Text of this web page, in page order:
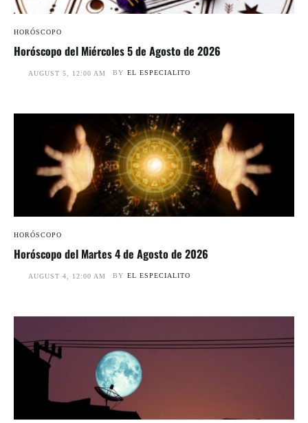
HORÓSCOPO
Horóscopo del Miércoles 5 de Agosto de 2026
AUGUST 5, 12:00 AM BY EL ESPECIALITO
HORÓSCOPO
Horóscopo del Martes 4 de Agosto de 2026
AUGUST 4, 12:00 AM BY EL ESPECIALITO